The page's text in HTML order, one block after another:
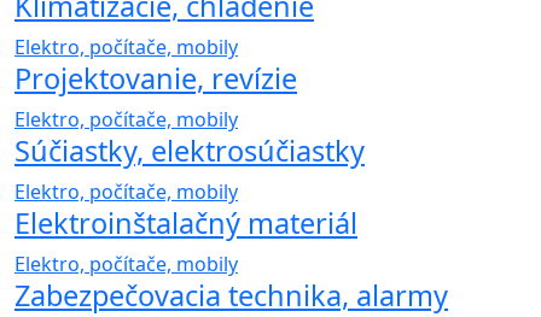
Elektro, počítače, mobily
Projektovanie, revízie
Elektro, počítače, mobily
Súčiastky, elektrosúčiastky
Elektro, počítače, mobily
Elektroinštalačný materiál
Elektro, počítače, mobily
Zabezpečovacia technika, alarmy